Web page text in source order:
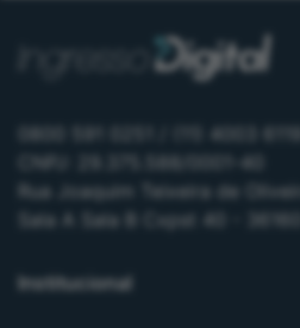
0800 591 0251 / (11) 4003 6119
CNPJ: 29.375.588/0001-40
Rua Joaquim Teixeira de
Sala A Sala B Cxpst 40 -
Institucional